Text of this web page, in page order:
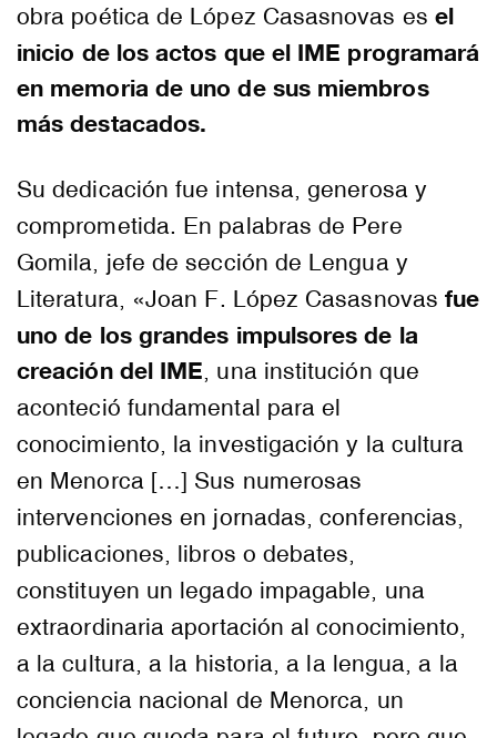
obra poética de López Casasnovas es el
inicio de los actos que el IME programará
en memoria de uno de sus miembros
más destacados.
Su dedicación fue intensa, generosa y
comprometida. En palabras de Pere
Gomila, jefe de sección de Lengua y
Literatura, «Joan F. López Casasnovasfue
uno de los grandes impulsores de la
creación del IME , una institución que
aconteció fundamental para el
conocimiento, la investigación y la cultura
en Menorca […] Sus numerosas
intervenciones en jornadas, conferencias,
publicaciones, libros o debates,
constituyen un legado impagable, una
extraordinaria aportación al conocimiento,
a la cultura, a la historia, a la lengua, a la
conciencia nacional de Menorca, un